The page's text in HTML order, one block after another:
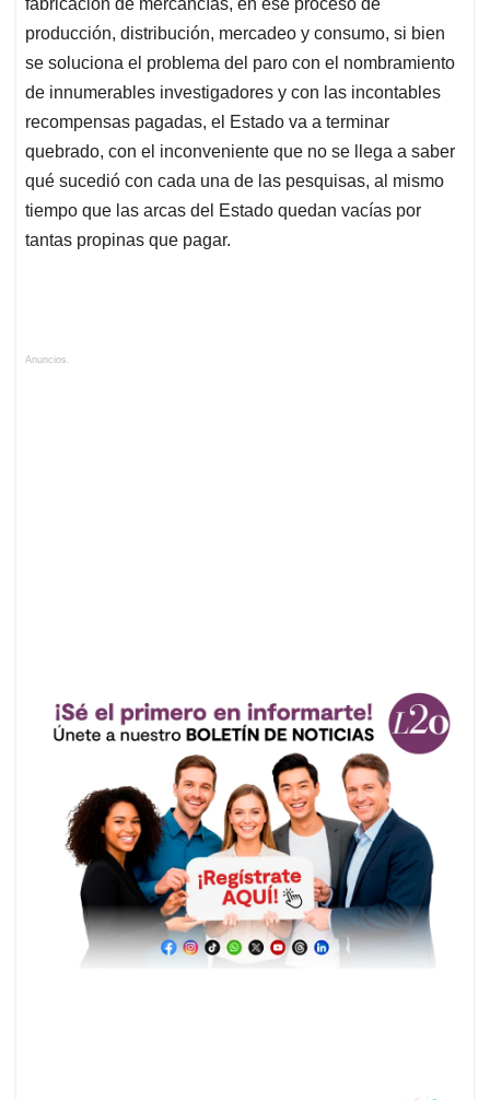
fabricación de mercancías, en ese proceso de
producción, distribución, mercadeo y consumo, si bien
se soluciona el problema del paro con el nombramiento
de innumerables investigadores y con las incontables
recompensas pagadas, el Estado va a terminar
quebrado, con el inconveniente que no se llega a saber
qué sucedió con cada una de las pesquisas, al mismo
tiempo que las arcas del Estado quedan vacías por
tantas propinas que pagar.
Anuncios.